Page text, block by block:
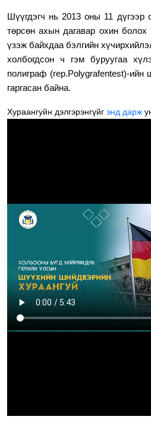
Шүүгдэгч нь 2013 оны 11 дүгээр
төрсөн ахын дагавар охин
үзэж байхдаа бэлгийн
холбогдсон ч гэм буруугаа
полиграф (гер.Polygrafentest)-ийн
гаргасан байна.
Хураангуйн дэлгэрэнгүйг энд дарж